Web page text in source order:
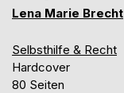
Lena Marie Brecht
Selbsthilfe & Recht
Hardcover
80 Seiten